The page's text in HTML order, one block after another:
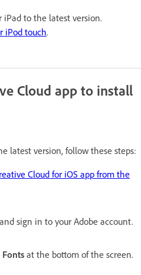
iPad to the latest version.
iPod touch.
Cloud app to install
latest version, follow these steps:
Cloud for iOS app from the
sign in to your Adobe account.
Fonts at the bottom of the screen.